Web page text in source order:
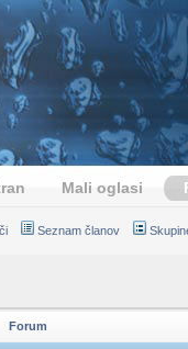
Mali oglasi
Seznam članov
Forum